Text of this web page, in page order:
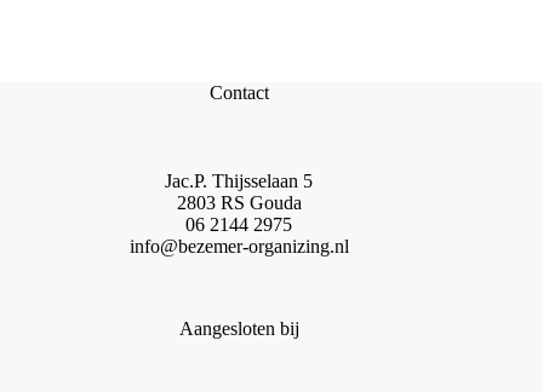
Contact
Jac.P. Thijsselaan 5
2803 RS Gouda
06 2144 2975
info@bezemer-organizing.nl
Aangesloten bij